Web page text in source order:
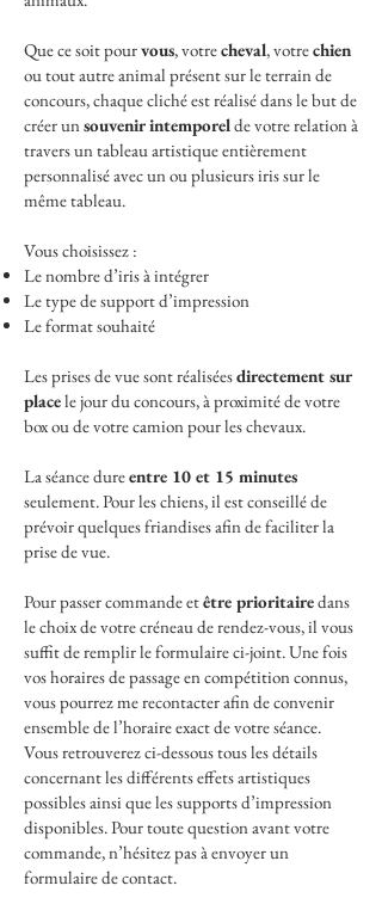
Que ce soit pourvous, votrecheval, votrechien
ou tout autre animal présent sur le terrain de
concours,chaque cliché est réalisé dans le but de
créer unsouvenir intemporelde votre relation à
travers un tableau artistique entièrement
personnalisé avec un ou plusieurs iris sur le
même tableau.
Vous choisissez :
Le nombre d’iris à intégrer
Le type de support d’impression
Le format souhaité
Les prises de vue sont réaliséesdirectement sur
placele jour du concours, à proximité de votre
box ou de votre camion pour les chevaux.
La séance dureentre 10 et 15 minutes
seulement. Pour les chiens, il est conseillé de
prévoir quelques friandises afin de faciliter la
prise de vue.
Pour passer commande etêtre prioritairedans
le choix de votre créneau de rendez-vous, il vous
suffit de remplir le formulaire ci-joint. Une fois
vos horaires de passage en compétition connus,
vous pourrez me recontacter afin de convenir
ensemble de l’horaire exact de votre séance.
Vous retrouverez ci-dessous tous les détails
concernant les différents effets artistiques
possibles ainsi que les supports d’impression
disponibles. Pour toute question avant votre
commande, n’hésitez pas à envoyer un
formulaire de contact.